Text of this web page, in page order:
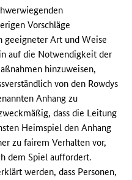
Vorschläge
geeigneter Art und Weise
auf die Notwendigkeit der
hinzuweisen,
von den Rowdys
Anhang zu
dass die Leitung
Heimspiel den Anhang
zu fairem Verhalten vor,
dem Spiel auffordert.
werden, dass Personen,